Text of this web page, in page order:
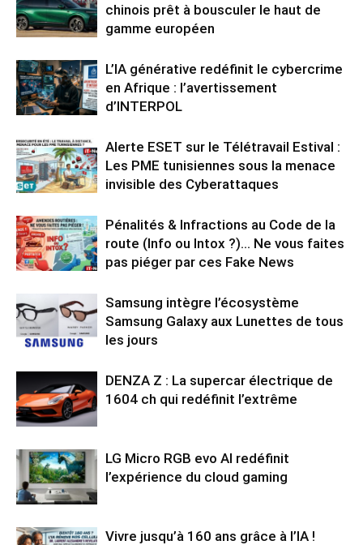
chinois prêt à bousculer le haut de
gamme européen
L’IA générative redéfinit le cybercrime
en Afrique : l’avertissement
d’INTERPOL
Alerte ESET sur le Télétravail Estival :
Les PME tunisiennes sous la menace
invisible des Cyberattaques
Pénalités & Infractions au Code de la
route (Info ou Intox ?)… Ne vous faites
pas piéger par ces Fake News
Samsung intègre l’écosystème
Samsung Galaxy aux Lunettes de tous
les jours
DENZA Z : La supercar électrique de
1604 ch qui redéfinit l’extrême
LG Micro RGB evo AI redéfinit
l’expérience du cloud gaming
Vivre jusqu’à 160 ans grâce à l’IA !